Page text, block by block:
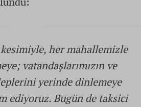
her mahallemizle
vatandaşlarımızın ve
yerinde dinlemeye
ediyoruz. Bugün de taksici